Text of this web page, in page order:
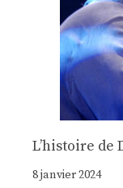
Lʼhistoire de
8 janvier 2024